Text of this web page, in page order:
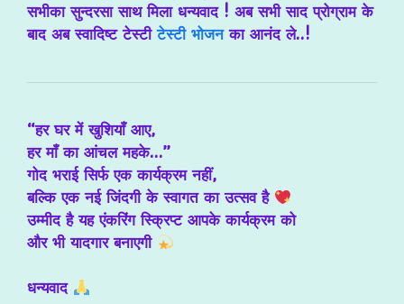
सभीका सुन्दरसा साथ मिला धन्यवाद ! अब सभी साद प्रोग्राम के
बाद अब स्वादिष्ट टेस्टीटेस्टी भोजनका आनंद ले..!
“हर घर में खुशियाँ आए,
हर माँ का आंचल महके…”
गोद भराईसिर्फ एक कार्यक्रम नहीं,
बल्कि एक नई जिंदगी के स्वागत का उत्सव है
उम्मीद है यह एंकरिंग स्क्रिप्ट आपके कार्यक्रम को
और भी यादगार बनाएगी
धन्यवाद